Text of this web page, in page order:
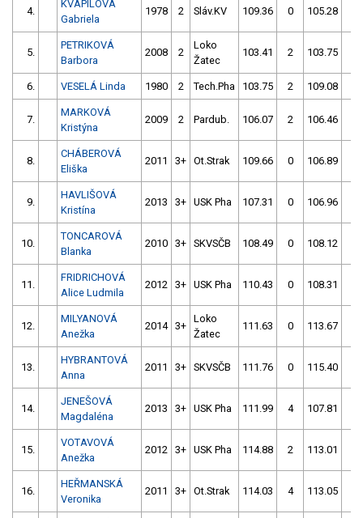
4.
KVAPILOVÁ
Gabriela
1978 2 Sláv.KV 109.36 0 105.28
5.
PETRIKOVÁ
Barbora
2008 2
Loko
Žatec
103.41 2 103.75
6. VESELÁ Linda 1980 2 Tech.Pha 103.75 2 109.08
7.
MARKOVÁ
Kristýna
2009 2 Pardub. 106.07 2 106.46
8.
CHÁBEROVÁ
Eliška
2011 3+ Ot.Strak 109.66 0 106.89
9.
HAVLIŠOVÁ
Kristína
2013 3+ USK Pha 107.31 0 106.96
10.
TONCAROVÁ
Blanka
2010 3+ SKVSČB 108.49 0 108.12
11.
FRIDRICHOVÁ
Alice Ludmila
2012 3+ USK Pha 110.43 0 108.31
12.
MILYANOVÁ
Anežka
2014 3+
Loko
Žatec
111.63 0 113.67
13.
HYBRANTOVÁ
Anna
2011 3+ SKVSČB 111.76 0 115.40
14.
JENEŠOVÁ
Magdaléna
2013 3+ USK Pha 111.99 4 107.81
15.
VOTAVOVÁ
Anežka
2012 3+ USK Pha 114.88 2 113.01
16.
HEŘMANSKÁ
Veronika
2011 3+ Ot.Strak 114.03 4 113.05